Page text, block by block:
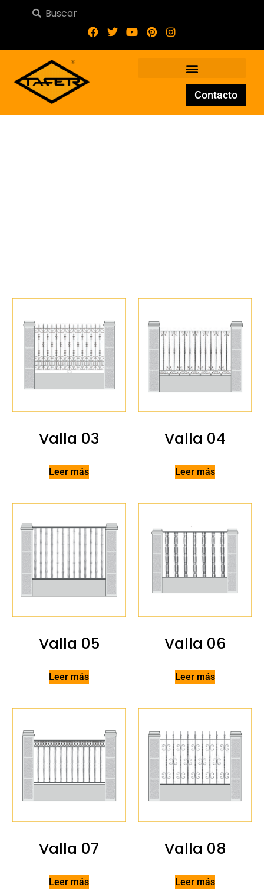
Contacto
Valla 03
Leer más
Valla 04
Leer más
Valla 05
Leer más
Valla 06
Leer más
Valla 07
Leer más
Valla 08
Leer más